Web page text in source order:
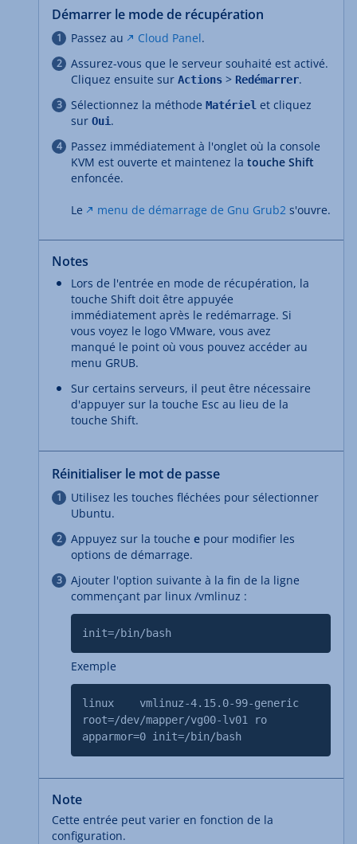
Démarrer le mode de récupération
Passez au Cloud Panel.
Assurez-vous que le serveur souhaité est activé.
Cliquez ensuite sur Actions > Redémarrer.
Sélectionnez la méthode Matériel et cliquez
sur Oui.
Passez immédiatement à l'onglet où la console
KVM est ouverte et maintenez la touche Shift
enfoncée.
Le menu de démarrage de Gnu Grub2 s'ouvre.
Notes
Lors de l'entrée en mode de récupération, la
touche Shift doit être appuyée
immédiatement après le redémarrage. Si
vous voyez le logo VMware, vous avez
manqué le point où vous pouvez accéder au
menu GRUB.
Sur certains serveurs, il peut être nécessaire
d'appuyer sur la touche Esc au lieu de la
touche Shift.
Réinitialiser le mot de passe
Utilisez les touches fléchées pour sélectionner
Ubuntu.
Appuyez sur la touche e pour modifier les
options de démarrage.
Ajouter l'option suivante à la fin de la ligne
commençant par linux /vmlinuz :
init=/bin/bash
Exemple
linux vmlinuz-4.15.0-99-generic
root=/dev/mapper/vg00-lv01 ro
apparmor=0 init=/bin/bash
Note
Cette entrée peut varier en fonction de la
configuration.